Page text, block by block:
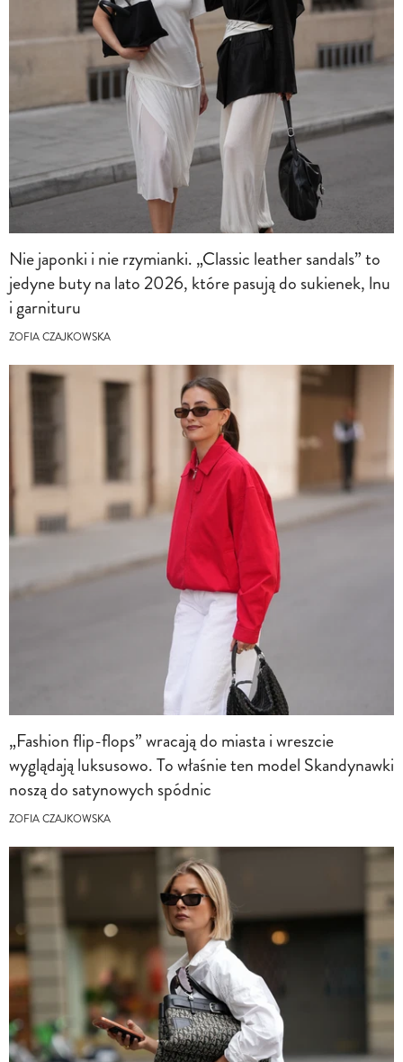
Nie japonki i nie rzymianki. „Classic leather sandals” to
jedyne buty na lato 2026, które pasują do sukienek, lnu
i garnituru
ZOFIA CZAJKOWSKA
„Fashion flip-flops” wracają do miasta i wreszcie
wyglądają luksusowo. To właśnie ten model Skandynawki
noszą do satynowych spódnic
ZOFIA CZAJKOWSKA